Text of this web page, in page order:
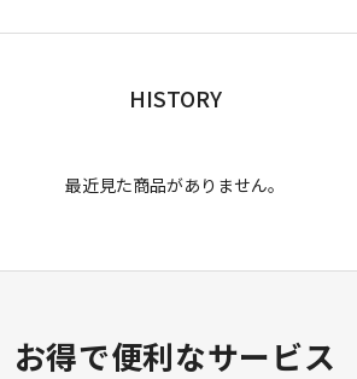
HISTORY
最近見た商品がありません。
お得で便利なサービス